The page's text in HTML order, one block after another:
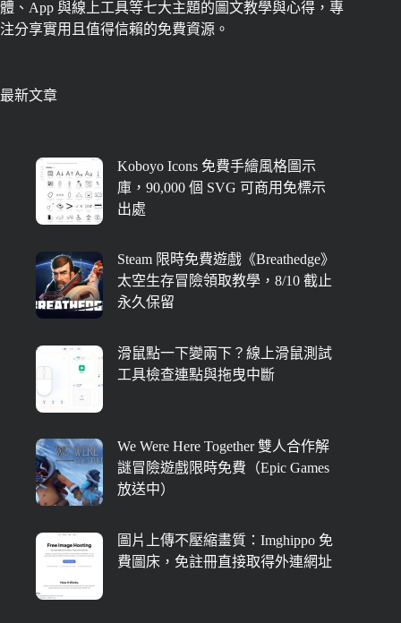
體、App 與線上工具等七大主題的圖文教學與心得，專
注分享實用且值得信賴的免費資源。
最新文章
Koboyo Icons 免費手繪風格圖示
庫，90,000 個 SVG 可商用免標示
出處
Steam 限時免費遊戲《Breathedge》
太空生存冒險領取教學，8/10 截止
永久保留
滑鼠點一下變兩下？線上滑鼠測試
工具檢查連點與拖曳中斷
We Were Here Together 雙人合作解
謎冒險遊戲限時免費（Epic Games
放送中）
圖片上傳不壓縮畫質：Imghippo 免
費圖床，免註冊直接取得外連網址